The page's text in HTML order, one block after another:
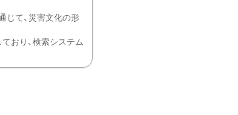
じて、災害文化の形
おり、検索システム